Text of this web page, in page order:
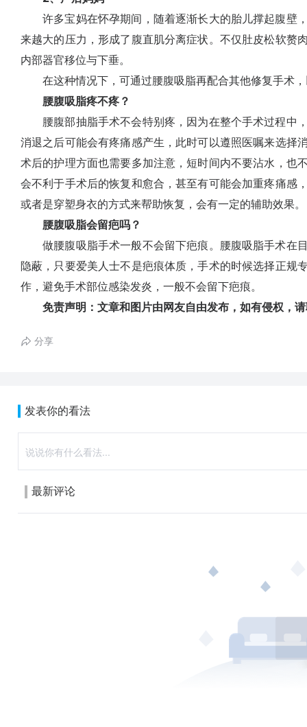
许多宝妈在怀孕期间，随着逐渐长大的胎儿撑起腹壁
来越大的压力，形成了腹直肌分离症状。不仅肚皮松软赘
内部器官移位与下垂。
在这种情况下，可通过腰腹吸脂再配合其他修复手术，
腰腹吸脂疼不疼？
腰腹部抽脂手术不会特别疼，因为在整个手术过程中
消退之后可能会有疼痛感产生，此时可以遵照医嘱来选择
术后的护理方面也需要多加注意，短时间内不要沾水，也
会不利于手术后的恢复和愈合，甚至有可能会加重疼痛感
或者是穿塑身衣的方式来帮助恢复，会有一定的辅助效果。
腰腹吸脂会留疤吗？
做腰腹吸脂手术一般不会留下疤痕。腰腹吸脂手术在
隐蔽，只要爱美人士不是疤痕体质，手术的时候选择正规
作，避免手术部位感染发炎，一般不会留下疤痕。
免责声明：文章和图片由网友自由发布，如有侵权，
分享
发表你的看法
最新评论